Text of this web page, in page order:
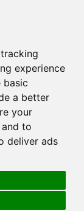
experience
basic
a better
your
to
deliver ads